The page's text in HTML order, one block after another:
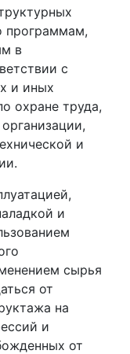
программам,
в
с
и иных
охране труда,
и
и
сырья
от
на
и
от